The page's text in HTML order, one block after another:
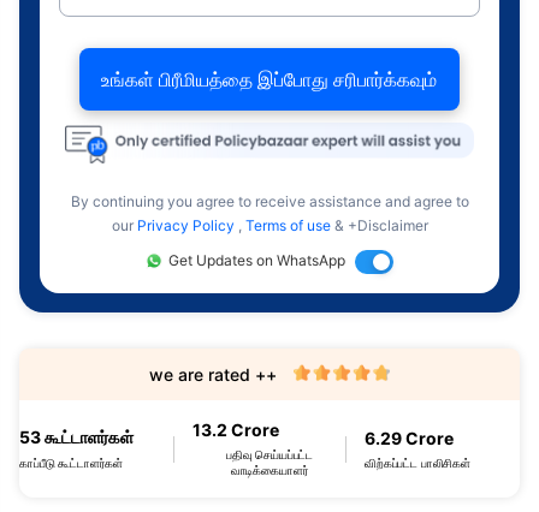
உங்கள் பிரீமியத்தை இப்போது சரிபார்க்கவும்
By continuing you agree to receive assistance and agree to
our Privacy Policy , Terms of use & +Disclaimer
Get Updates on WhatsApp
53 கூட்டாளர்கள்
காப்பீடு கூட்டாளர்கள்
13.2 Crore
பதிவு செய்யப்பட்ட
வாடிக்கையாளர்
6.29 Crore
விற்கப்பட்ட பாலிசிகள்
we are rated ++